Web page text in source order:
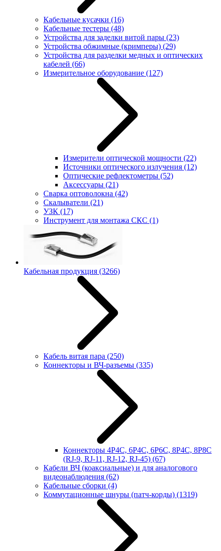
Кабельные кусачки (16)
Кабельные тестеры (48)
Устройства для заделки витой пары (23)
Устройства обжимные (кримперы) (29)
Устройства для разделки медных и оптических
кабелей (66)
Измерительное оборудование (127)
Измерители оптической мощности (22)
Источники оптического излучения (12)
Оптические рефлектометры (52)
Аксессуары (21)
Сварка оптоволокна (42)
Скалыватели (21)
УЗК (17)
Инструмент для монтажа СКС (1)
Кабельная продукция (3266)
Кабель витая пара (250)
Коннекторы и ВЧ-разъемы (335)
Коннекторы 4P4C, 6P4C, 6P6C, 8P4C, 8P8C
(RJ-9, RJ-11, RJ-12, RJ-45) (67)
Кабели ВЧ (коаксиальные) и для аналогового
видеонаблюдения (62)
Кабельные сборки (4)
Коммутационные шнуры (патч-корды) (1319)